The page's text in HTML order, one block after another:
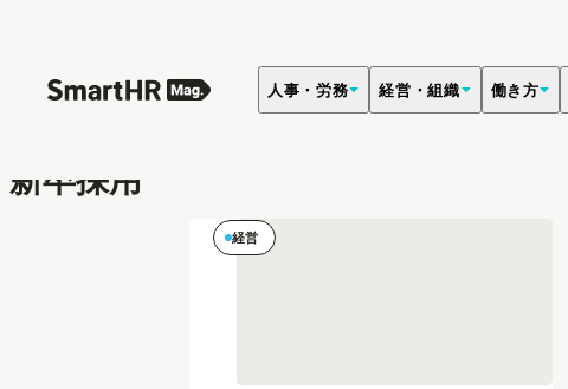
人事・労務 経営・組織 働き方
新卒採用
経営